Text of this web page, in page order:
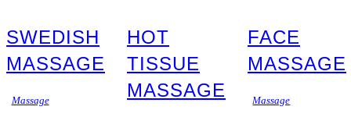
SWEDISH
MASSAGE
Massage
HOT
TISSUE
MASSAGE
FACE
MASSAGE
Massage